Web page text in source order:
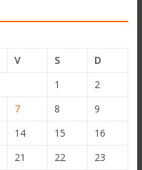
V S
D
1
2
7 8
9
14 15
16
21 22
23